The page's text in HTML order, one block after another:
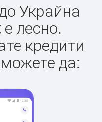
Украйна
лесно.
кредити
да: